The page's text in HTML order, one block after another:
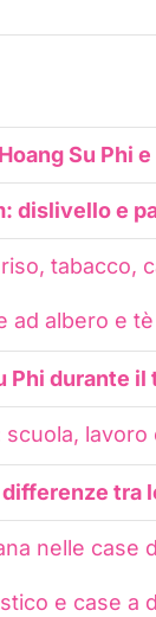
Su Phi
dislivello e
tabacco,
ad albero e
Phi durante
differenze
nelle case
e case a